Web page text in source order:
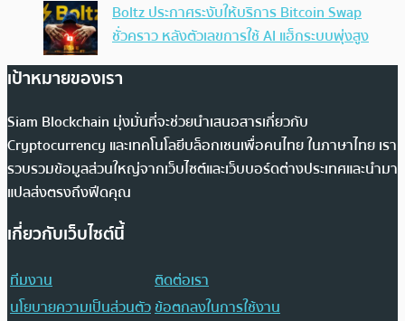
Boltz ประกาศระงับให้บริการ Bitcoin Swap
ชั่วคราว หลังตัวเลขการใช้ AI แฮ็กระบบพุ่งสูง
เป้าหมายของเรา
Siam Blockchain มุ่งมั่นที่จะช่วยนำเสนอสารเกี่ยวกับ
Cryptocurrency และเทคโนโลยีบล็อกเชนเพื่อคนไทย ในภาษาไทย เรา
รวบรวมข้อมูลส่วนใหญ่จากเว็บไซต์และเว็บบอร์ดต่างประเทศและนำมา
แปลส่งตรงถึงฟีดคุณ
เกี่ยวกับเว็บไซต์นี้
ทีมงาน
ติดต่อเรา
นโยบายความเป็นส่วนตัวข้อตกลงในการใช้งาน